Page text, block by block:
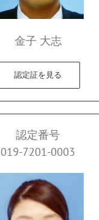
金子 大志
認定証を見る
認定番号
019-7201-0003